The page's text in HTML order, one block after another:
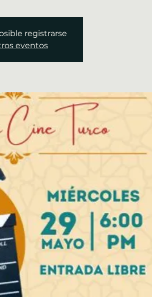
registrarse
eventos